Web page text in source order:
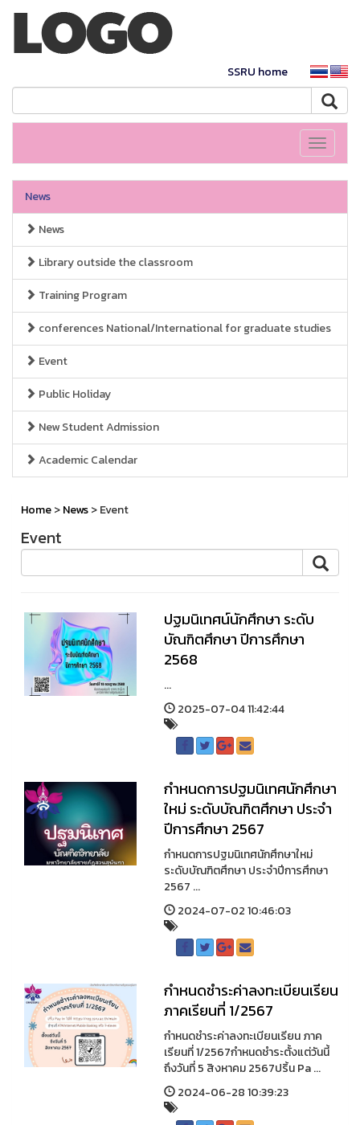
SSRU home
Toggle
News
News
Library outside the classroom
Training Program
conferences National/International for graduate studies
Event
Public Holiday
New Student Admission
Academic Calendar
Home>News> Event
Event
ปฐมนิเทศน์นักศึกษา ระดับ
บัณฑิตศึกษา ปีการศึกษา
2568
...
2025-07-04 11:42:44
กำหนดการปฐมนิเทศนักศึกษา
ใหม่ ระดับบัณฑิตศึกษา ประจำ
ปีการศึกษา 2567
กำหนดการปฐมนิเทศนักศึกษาใหม่
ระดับบัณฑิตศึกษา ประจำปีการศึกษา
2567 ...
2024-07-02 10:46:03
กำหนดชำระค่าลงทะเบียนเรียน
ภาคเรียนที่ 1/2567
กำหนดชำระค่าลงทะเบียนเรียน ภาค
เรียนที่ 1/2567กำหนดชำระตั้งแต่วันนี้
ถึงวันที่ 5 สิงหาคม 2567ปริ้น Pa ...
2024-06-28 10:39:23